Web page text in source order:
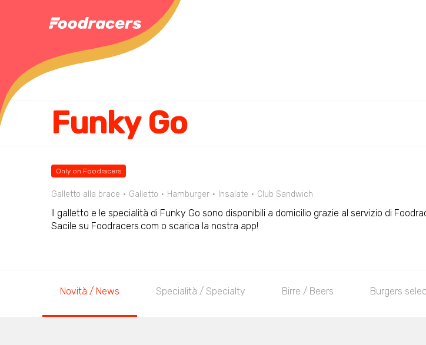
Funky Go
Only on Foodracers
Galletto alla brace Galletto Hamburger Insalate Club Sandwich
Il galletto e le specialità di Funky Go sono disponibili a domicilio grazie al servizio di
Sacile su Foodracers.com o scarica la nostra app!
Novità / News Specialità / Specialty Birre / Beers Burgers